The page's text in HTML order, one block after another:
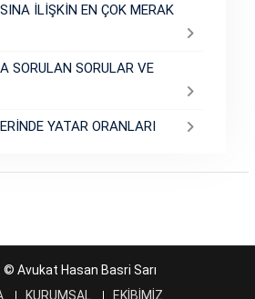
İLİŞKİN EN ÇOK MERAK
SORULAN SORULAR VE
YATAR ORANLARI
Avukat Hasan Basri Sarı
KURUMSAL EKİBİMİZ